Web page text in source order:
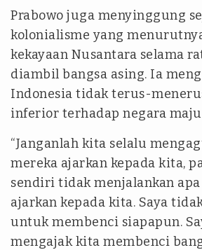
Prabowo juga menyinggung
kolonialisme yang
kekayaan Nusantara selama
diambil bangsa asing. Ia
Indonesia tidak terus-
inferior terhadap negara
“Janganlah kita selalu
mereka ajarkan kepada kita,
sendiri tidak menjalankan
ajarkan kepada kita. Saya
untuk membenci siapapun.
mengajak kita membenci